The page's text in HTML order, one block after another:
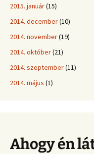
2015. január(15)
2014. december(10)
2014. november(19)
2014. október(21)
2014. szeptember(11)
2014. május (1)
Ahogy én